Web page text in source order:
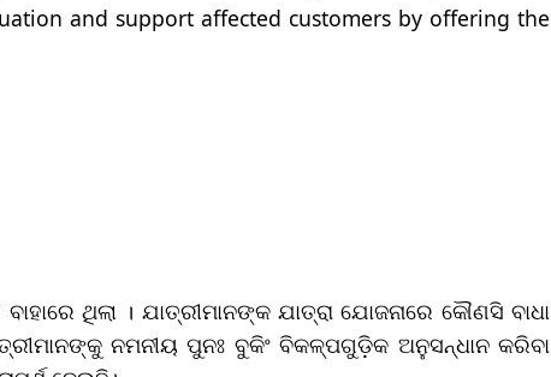
and support affected customers by offering the
ଥିଲା । ଯାତ୍ରୀମାନଙ୍କ ଯାତ୍ରା ଯୋଜନାରେ କୌଣସି ବାଧା
ନମନୀୟ ପୁନଃ ବୁକିଂ ବିକଳ୍ପଗୁଡ଼ିକ ଅନୁସନ୍ଧାନ କରିବା